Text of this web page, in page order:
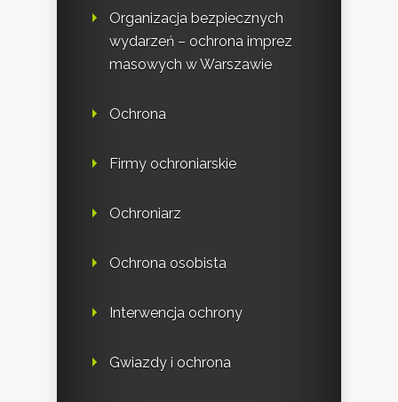
Organizacja bezpiecznych
wydarzeń – ochrona imprez
masowych w Warszawie
Ochrona
Firmy ochroniarskie
Ochroniarz
Ochrona osobista
Interwencja ochrony
Gwiazdy i ochrona